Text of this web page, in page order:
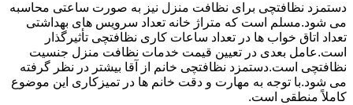
دستمزد نظافتچی برای نظافت منزل نیز به صورت ساعتی محاسبه
می شود.مسلم است که متراژ خانه تعداد سرویس های بهداشتی
تعداد اتاق خواب ها در تعداد ساعات کاری نظافتچی تأثیرگذار
است.عامل بعدی در تعیین قیمت خدمات نظافت منزل جنسیت
نظافتچی است.دستمزد نظافتچی خانم از آقا بیشتر در نظر گرفته
می شود.با توجه به مهارت و دقت خانم ها در تمیزکاری این موضوع
کاملاً منطقی است.